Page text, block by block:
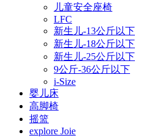
儿童安全座椅
LFC
新生儿-13公斤以下
新生儿-18公斤以下
新生儿-25公斤以下
9公斤-36公斤以下
i-Size
婴儿床
高脚椅
摇篮
explore Joie